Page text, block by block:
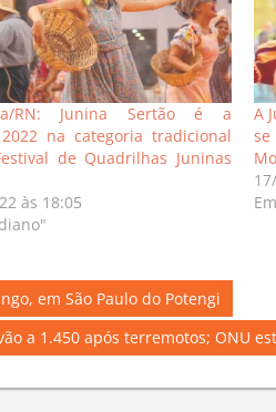
RN: Junina Sertão é a
na categoria tradicional
de Quadrilhas Juninas
às 18:05
A
em São Paulo do Potengi
a 1.450 após terremotos; ONU